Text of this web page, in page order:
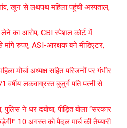
खून से लथपथ महिला पहुंची अस्पताल,
का आरोप, CBI स्पेशल कोर्ट में
रुपए, ASI-आरक्षक बने मीडिएटर,
मोर्चा अध्यक्ष सहित परिजनों पर गंभीर
लकवाग्रस्त बुजुर्ग पति पत्नी से
ने धर दबोचा, पीड़ित बोला “सरकार
10 अगस्त को पैदल मार्च की तैय्यारी